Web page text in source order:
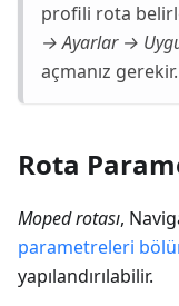
profili rota
→ Ayarlar →
açmanız gerekir.
Rota
Moped rotası,
parametreleri
yapılandırılabilir.